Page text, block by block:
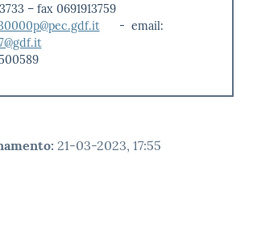
– fax 0691913759
- email:
: 21-03-2023, 17:55